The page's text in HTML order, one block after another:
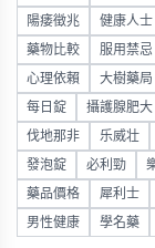
陽痿徵兆 健康人士
藥物比較 服用禁忌
心理依賴 大樹藥局
每日錠 攝護腺肥大
伐地那非 乐威壮
發泡錠 必利勁
藥品價格 犀利士
男性健康 學名藥